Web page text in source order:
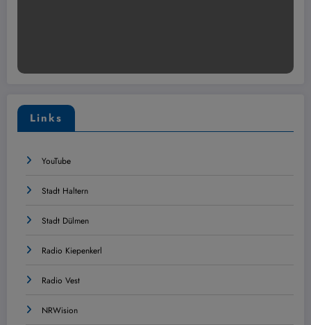
Links
YouTube
Stadt Haltern
Stadt Dülmen
Radio Kiepenkerl
Radio Vest
NRWision